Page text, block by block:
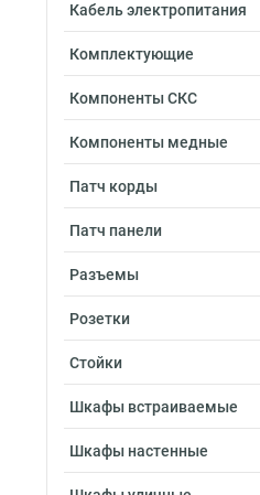
Кабель электропитания
Комплектующие
Компоненты СКС
Компоненты медные
Патч корды
Патч панели
Разъемы
Розетки
Стойки
Шкафы встраиваемые
Шкафы настенные